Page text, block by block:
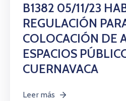
B1382 05/11/23
REGULACIÓN
COLOCACIÓN DE
ESPACIOS
CUERNAVACA
Leer más